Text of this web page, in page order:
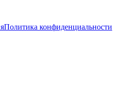
Политика конфиденциальности